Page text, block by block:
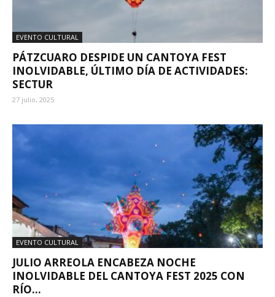
EVENTO CULTURAL
PÁTZCUARO DESPIDE UN CANTOYA FEST
INOLVIDABLE, ÚLTIMO DÍA DE ACTIVIDADES:
SECTUR
27 julio, 2025
EVENTO CULTURAL
JULIO ARREOLA ENCABEZA NOCHE
INOLVIDABLE DEL CANTOYA FEST 2025 CON
RÍO...